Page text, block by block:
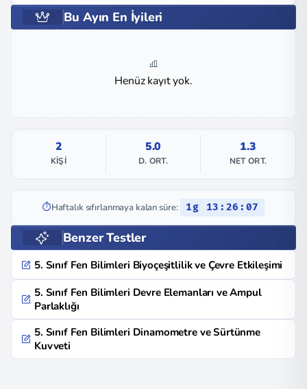
Bu Ayın En İyileri
Henüz kayıt yok.
2
KIŞI
5.0
D. ORT.
1.3
NET ORT.
⏱️Haftalık sıfırlanmaya kalan süre: 1g 13:26:07
Benzer Testler
5. Sınıf Fen Bilimleri Biyoçeşitlilik ve Çevre Etkileşimi
5. Sınıf Fen Bilimleri Devre Elemanları ve Ampul
Parlaklığı
5. Sınıf Fen Bilimleri Dinamometre ve Sürtünme
Kuvveti